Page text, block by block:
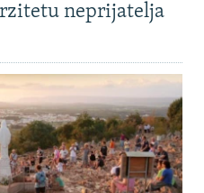
neprijatelja